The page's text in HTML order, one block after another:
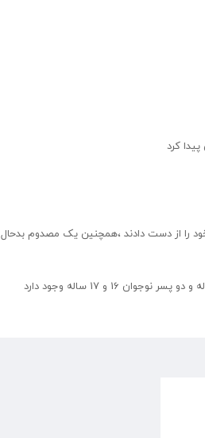
کرد
را از دست دادند ،همچنین یک مصدوم بدحال